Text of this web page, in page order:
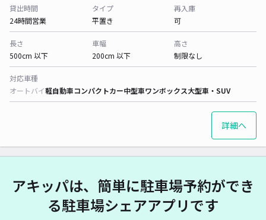
貸出時間
24時間営業
タイプ
平置き
再入庫
可
長さ
500cm 以下
車幅
200cm 以下
高さ
制限なし
対応車種
オートバイ軽自動車コンパクトカー中型車ワンボックス大型車・SUV
詳細へ
アキッパは、簡単に駐車場予約ができ
る駐車場シェアアプリです